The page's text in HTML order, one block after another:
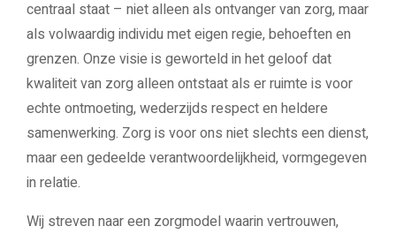
centraal staat – niet alleen als ontvanger van zorg, maar
als volwaardig individu met eigen regie, behoeften en
grenzen. Onze visie is geworteld in het geloof dat
kwaliteit van zorg alleen ontstaat als er ruimte is voor
echte ontmoeting, wederzijds respect en heldere
samenwerking. Zorg is voor ons niet slechts een dienst,
maar een gedeelde verantwoordelijkheid, vormgegeven
in relatie.
Wij streven naar een zorgmodel waarin vertrouwen,